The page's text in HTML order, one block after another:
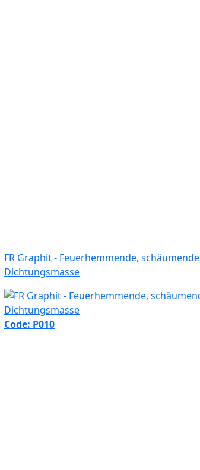
FR Graphit - Feuerhemmende, schäumende
Dichtungsmasse
Code: P010